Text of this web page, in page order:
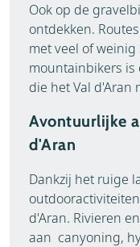
Ook op de
ontdekken.
met veel of
mountainbikers is
die het Val d'Aran
Avontuurlijke
d'Aran
Dankzij het ruige
d'Aran. Rivieren
aan canyoning,